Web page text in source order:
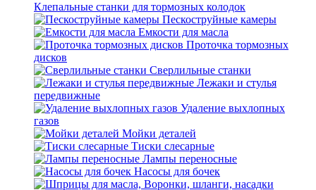
Клепальные станки для тормозных колодок
Пескоструйные камеры
Емкости для масла
Проточка тормозных
дисков
Сверлильные станки
Лежаки и стулья
передвижные
Удаление выхлопных
газов
Мойки деталей
Тиски слесарные
Лампы переносные
Насосы для бочек